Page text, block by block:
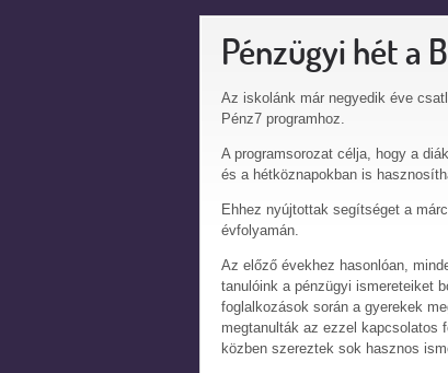
Pénzügyi hét a
Az iskolánk már negyedik éve
Pénz7 programhoz.
A programsorozat célja, hogy a
és a hétköznapokban is
Ehhez nyújtottak segítséget a
évfolyamán.
Az előző évekhez hasonlóan,
tanulóink a pénzügyi ismereteiket
foglalkozások során a gyerekek
megtanulták az ezzel kapcsolatos
közben szereztek sok hasznos